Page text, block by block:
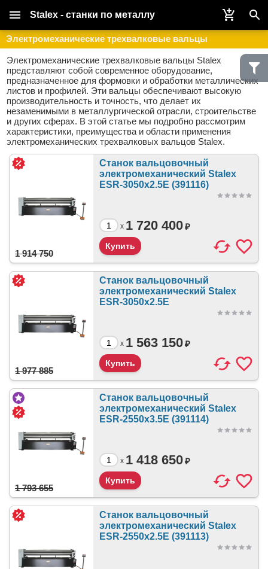
Stalex - станки по металлу
Электромеханические трехвалковые вальцы
Электромеханические трехвалковые вальцы Stalex
представляют собой современное оборудование,
предназначенное для формовки и обработки металлических
листов и профилей. Эти вальцы обеспечивают высокую
производительность и точность, что делает их
незаменимыми в металлургической отрасли, строительстве
и других сферах. В этой статье мы подробно рассмотрим
характеристики, преимущества и области применения
электромеханических трехвалковых вальцов Stalex.
Станок вальцовочный
электромеханический Stalex
ESR-3050x2.5E (391116)
x
1 914 750
1 720 400₽
Станок вальцовочный
электромеханический Stalex
ESR-3050x2.5E
x
1 977 885
1 563 150₽
Станок вальцовочный
электромеханический Stalex
ESR-2550х3.5E (391114)
x
1 793 655
1 418 650₽
Станок вальцовочный
электромеханический Stalex
ESR-2550х2.5E (391113)